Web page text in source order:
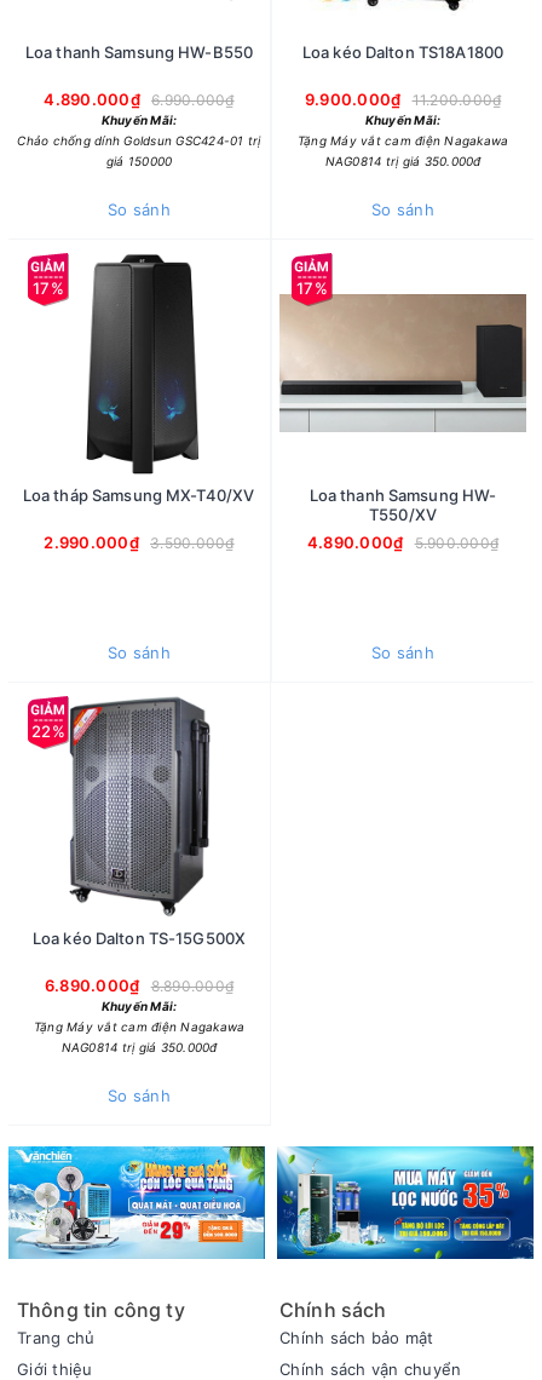
Loa thanh Samsung HW-B550
4.890.000₫ 6.990.000₫
Khuyến Mãi:
Chảo chống dính Goldsun GSC424-01 trị
giá 150000
So sánh
Loa kéo Dalton TS18A1800
9.900.000₫ 11.200.000₫
Khuyến Mãi:
Tặng Máy vắt cam điện Nagakawa
NAG0814 trị giá 350.000đ
So sánh
17%
Loa tháp Samsung MX-T40/XV
2.990.000₫ 3.590.000₫
So sánh
17%
Loa thanh Samsung HW-
T550/XV
4.890.000₫
5.900.000₫
So sánh
22%
Loa kéo Dalton TS-15G500X
6.890.000₫ 8.890.000₫
Khuyến Mãi:
Tặng Máy vắt cam điện Nagakawa
NAG0814 trị giá 350.000đ
So sánh
Thông tin công ty
Trang chủ
Giới thiệu
Chính sách
Chính sách bảo mật
Chính sách vận chuyển